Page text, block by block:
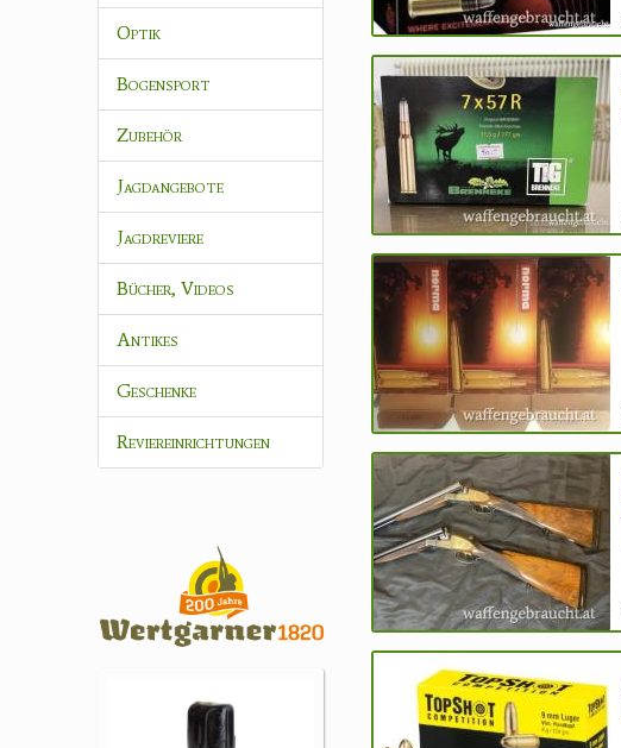
Optik
Bogensport
Zubehör
Jagdangebote
Jagdreviere
Bücher, Videos
Antikes
Geschenke
Reviereinrichtungen